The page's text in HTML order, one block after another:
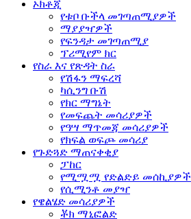
ኦክቶጂ
የቱቦ ቡችላ መገጣጠሚያዎች
ማያያዣዎች
የፍንዳታ መገጣጠሚያ
ፕሪሚየም ክር
የስራ እና የጽዳት ስራ
የሽፋን ማፍረሻ
ካሲንግ ቡሽ
የክር ማግኔት
የመፍጨት መሳሪያዎች
የዓሣ ማጥመጃ መሳሪያዎች
የክፍል ወፍጮ መሳሪያ
የጉድጓድ ማጠናቀቂያ
ፓከር
የሚሟሟ የድልድይ መሰኪያዎች
የሲሚንቶ መያዣ
የዌልሄድ መሳሪያዎች
ቾክ ማኒፎልድ